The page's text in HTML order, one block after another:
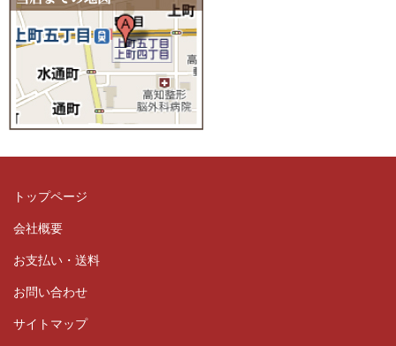
トップページ
会社概要
お支払い・送料
お問い合わせ
サイトマップ